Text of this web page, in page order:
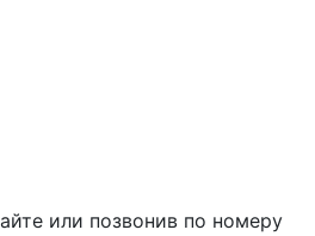
или позвонив по номеру